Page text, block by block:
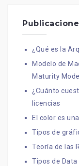
¿Qué es la
Modelo de
Maturity
¿Cuánto
licencias
El color es
Tipos de
Teoría de las
Tipos de Data